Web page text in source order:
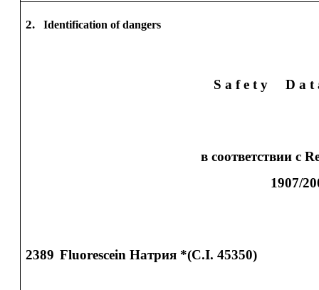
2. Identification of dangers
S a f e t y D a t
в соответствии с
1907/
2389 Fluorescein Натрия *(C.I. 45350)